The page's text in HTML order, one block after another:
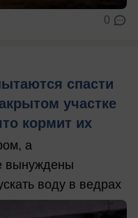
0
спасти
участке
кормит их
а
вынуждены
воду в ведрах